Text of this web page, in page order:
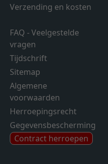
Verzending en kosten
FAQ - Veelgestelde
vragen
Tijdschrift
Sitemap
Algemene
voorwaarden
Herroepingsrecht
Gegevensbescherming
Contract herroepen